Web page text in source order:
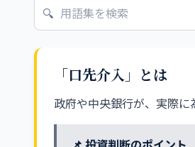
🔍
「口先介入」とは
政府や中央銀行が、実際に